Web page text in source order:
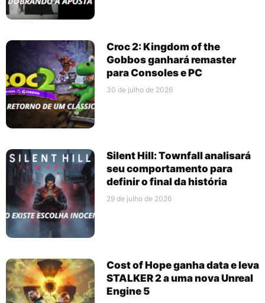
Croc 2: Kingdom of the
Gobbos ganhará remaster
para Consoles e PC
30 de julho de 2026
Silent Hill: Townfall analisará
seu comportamento para
definir o final da história
29 de julho de 2026
Cost of Hope ganha data e leva
STALKER 2 a uma nova Unreal
Engine 5